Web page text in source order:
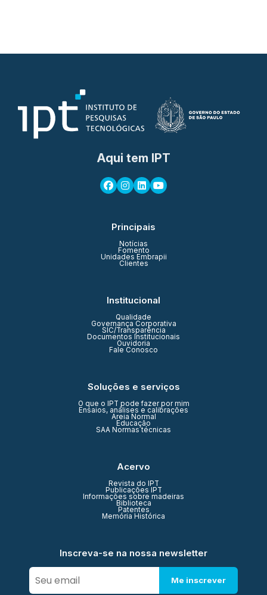
Aqui tem IPT
Principais
Notícias
Fomento
Unidades Embrapii
Clientes
Institucional
Qualidade
Governança Corporativa
SIC/Transparência
Documentos Institucionais
Ouvidoria
Fale Conosco
Soluções e serviços
O que o IPT pode fazer por mim
Ensaios, análises e calibrações
Areia Normal
Educação
SAA Normas técnicas
Acervo
Revista do IPT
Publicações IPT
Informações sobre madeiras
Biblioteca
Patentes
Memória Histórica
Inscreva-se na nossa newsletter
Me inscrever